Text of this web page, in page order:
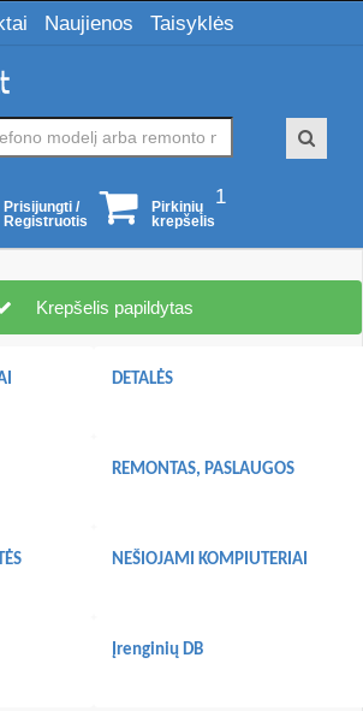
Naujienos Taisyklės
Prisijungti /
Registruotis
1
Pirkinių
krepšelis
Krepšelis papildytas
DETALĖS
REMONTAS, PASLAUGOS
NEŠIOJAMI KOMPIUTERIAI
Įrenginių DB